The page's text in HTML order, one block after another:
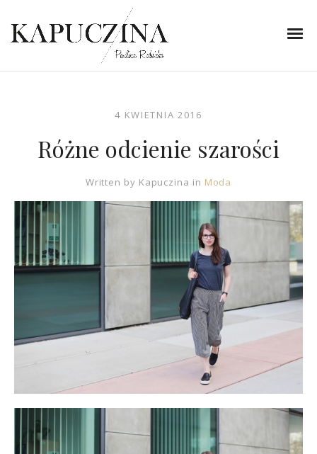
4 KWIETNIA 2016
Różne odcienie szarości
Written by Kapuczina in Moda